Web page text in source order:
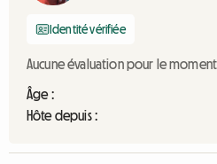
Identité vérifiée
Aucune évaluation pour le moment
Âge :
Hôte depuis :